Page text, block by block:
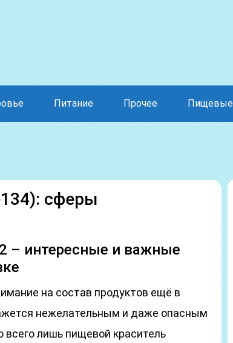
Питание Прочее Пищевые
сферы
– интересные и важные
на состав продуктов ещё в
нежелательным и даже опасным
лишь пищевой краситель